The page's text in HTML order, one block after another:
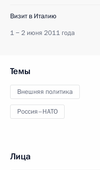
Визит в Италию
1 − 2 июня 2011 года
Темы
Внешняя политика
Россия–НАТО
Лица